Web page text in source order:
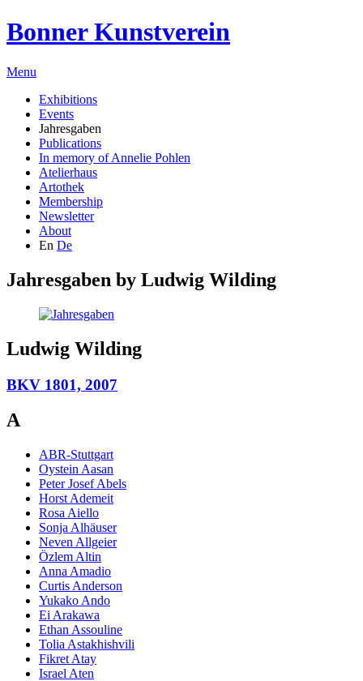
Bonner Kunstverein
Menu
Exhibitions
Events
Jahresgaben
Publications
In memory of Annelie Pohlen
Atelierhaus
Artothek
Membership
Newsletter
About
En De
Jahresgaben by Ludwig Wilding
Ludwig Wilding
BKV 1801, 2007
A
ABR-Stuttgart
Oystein Aasan
Peter Josef Abels
Horst Ademeit
Rosa Aiello
Sonja Alhäuser
Neven Allgeier
Özlem Altin
Anna Amadio
Curtis Anderson
Yukako Ando
Ei Arakawa
Ethan Assouline
Tolia Astakhishvili
Fikret Atay
Israel Aten